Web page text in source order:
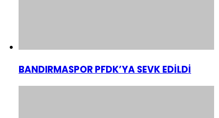
BANDIRMASPOR PFDK’YA SEVK EDİLDİ